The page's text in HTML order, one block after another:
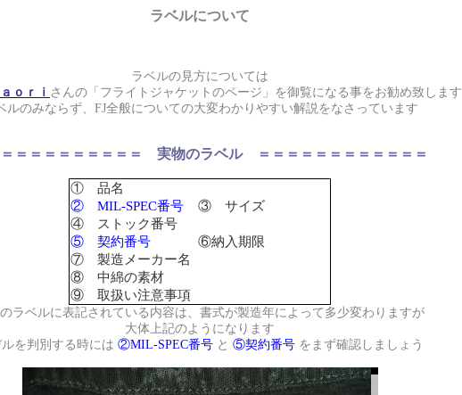
ラベルについて
ラベルの見方については
ｏｒｉ さんの「フライトジャケットのページ」を御覧になる事をお勧め致します
ルのみならず、 FJ全般についての大変わかりやすい解説をなさっています
＝＝＝＝＝＝＝＝＝ 実物のラベル ＝＝＝＝＝＝＝＝＝＝＝＝
① 品名
② MIL-SPEC番号
③ サイズ
④ ストック番号
⑤ 契約番号
⑥納入期限
⑦ 製造メーカー名
⑧ 中綿の素材
⑨ 取扱い注意事項
ラベルに表記されている内容は、書式が製造年によって多少変わりますが
大体上記のようになります
を判別する時には ②MIL-SPEC番号と ⑤契約番号をまず確認しましょう